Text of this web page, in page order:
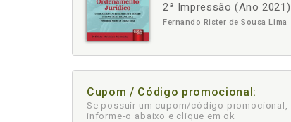
2ª Impressão (Ano 2021)
Fernando Rister de Sousa Lima
Cupom / Código promocional:
Se possuir um cupom/código promocional,
informe-o abaixo e clique em ok